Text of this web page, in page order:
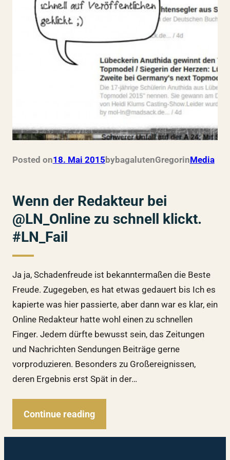
Posted on18. Mai 2015bybagalutenGregorinMedia
Wenn der Redakteur bei
@LN_Online zu schnell klickt.
#LN_Fail
Ja ja, Schadenfreude ist bekanntermaßen die Beste
Freude. Zugegeben, es hat etwas gedauert bis Ich es
kapierte was hier passierte, aber dann war es klar, ein
Online Redakteur hatte wohl einen zu schnellen
Finger. Jedem dürfte bewusst sein, das Zeitungen
und Nachrichten Sendungen Beiträge gerne
vorproduzieren. Besonders zu Großereignissen,
deren Ergebnis erst Spät in der…
Continue reading